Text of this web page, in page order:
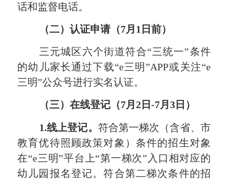
话和监督电话。
（二）认证申请（7月 1 日前）
三元城区六个街道符合“三统一”条件
的幼儿家长通过下载“e三明”APP或关注“e
三明”公众号进行实名认证。
（三）在线登记（7月2 日-7月3 日）
1.线上登记。 符合第一梯次（含省、市
教育优待照顾政策对象 ）条件的招生对象
在“e三明”平台上“第一梯次”入口相对应的
幼儿园报名登记。符合第二梯次条件的招